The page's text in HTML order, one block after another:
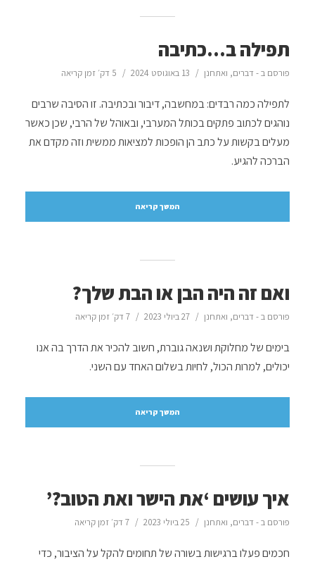
תפילה ב…כתיבה
פורסם ב - דברים, ואתחנן 13 באוגוסט 2024 5 דק׳ זמן קריאה
לתפילה כמה רבדים: במחשבה, דיבור ובכתיבה. זו הסיבה שרבים
נוהגים לכתוב פתקים בכותל המערבי, ובאוהל של הרבי, שכן כאשר
מעלים בקשות על כתב הן הופכות למציאות ממשית וזה מקדם את
הברכה להגיע.
המשך קריאה
ואם זה היה הבן או הבת שלך?
פורסם ב - דברים, ואתחנן 27 ביולי 2023 7 דק׳ זמן קריאה
בימים של מחלוקת ושנאה גוברת, חשוב להכיר את הדרך בה אנו
יכולים, למרות הכול, לחיות בשלום האחד עם השני.
המשך קריאה
איך עושים ‘את הישר ואת הטוב?’
פורסם ב - דברים, ואתחנן 25 ביולי 2023 7 דק׳ זמן קריאה
חכמים פעלו ברגישות בשורה של תחומים להקל על הציבור, כדי